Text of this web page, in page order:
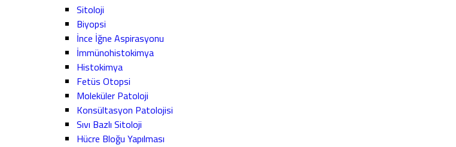
Sitoloji
Biyopsi
İnce İğne Aspirasyonu
İmmünohistokimya
Histokimya
Fetüs Otopsi
Moleküler Patoloji
Konsültasyon Patolojisi
Sıvı Bazlı Sitoloji
Hücre Bloğu Yapılması